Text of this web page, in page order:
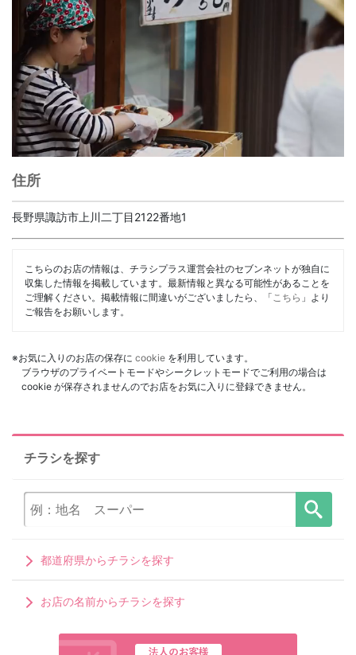
住所
長野県諏訪市上川二丁目2122番地1
こちらのお店の情報は、チラシプラス運営会社のセブンネットが独自に
収集した情報を掲載しています。最新情報と異なる可能性があることを
ご理解ください。掲載情報に間違いがございましたら、「 こちら 」より
ご報告をお願いします。
※お気に入りのお店の保存に cookie を利用しています。
ブラウザのプライベートモードやシークレットモードでご利用の場合は
cookie が保存されませんのでお店をお気に入りに登録できません。
チラシを探す
都道府県からチラシを探す
お店の名前からチラシを探す